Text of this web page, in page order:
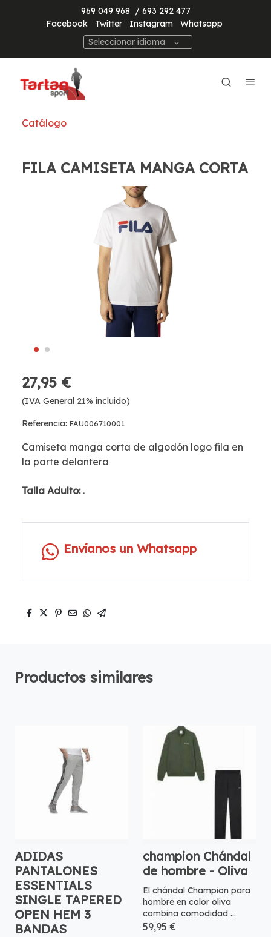
969 049 968 / 693 292 477
Facebook
Twitter Instagram
Whatsapp
Seleccionar idioma
Catálogo
FILA CAMISETA MANGA CORTA
27,95 €
(IVA General 21% incluido)
Referencia: FAU006710001
Camiseta manga corta de algodón logo fila en
la parte delantera
Talla Adulto: .
Envíanos un Whatsapp
Productos similares
ADIDAS
PANTALONES
ESSENTIALS
SINGLE TAPERED
OPEN HEM 3
BANDAS
champion Chándal
de hombre - Oliva
El chándal Champion para
hombre en color oliva
combina comodidad ...
59,95 €